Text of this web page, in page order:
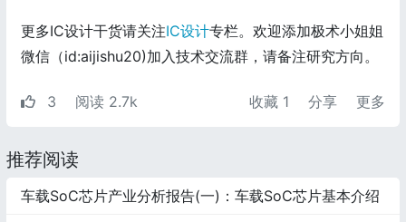
更多IC设计干货请关注IC设计专栏。欢迎添加极术小姐姐
微信（id:aijishu20)加入技术交流群，请备注研究方向。
3 阅读 2.7k 收藏 1 分享 更多
推荐阅读
车载SoC芯片产业分析报告(一)：车载SoC芯片基本介绍